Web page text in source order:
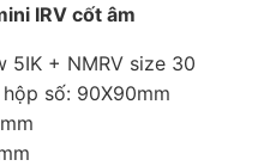
IRV cốt âm
5IK + NMRV size 30
số: 90X90mm